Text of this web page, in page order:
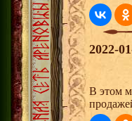
2022-
В этом